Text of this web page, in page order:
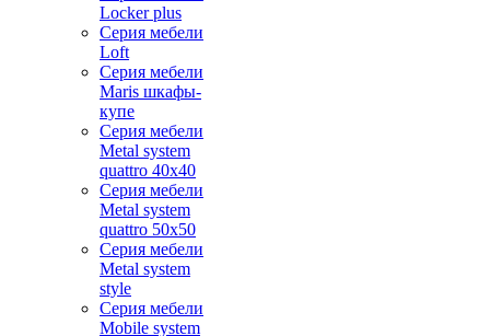
Locker plus
Серия мебели
Loft
Серия мебели
Maris шкафы-
купе
Серия мебели
Metal system
quattro 40x40
Серия мебели
Metal system
quattro 50x50
Серия мебели
Metal system
style
Серия мебели
Mobile system